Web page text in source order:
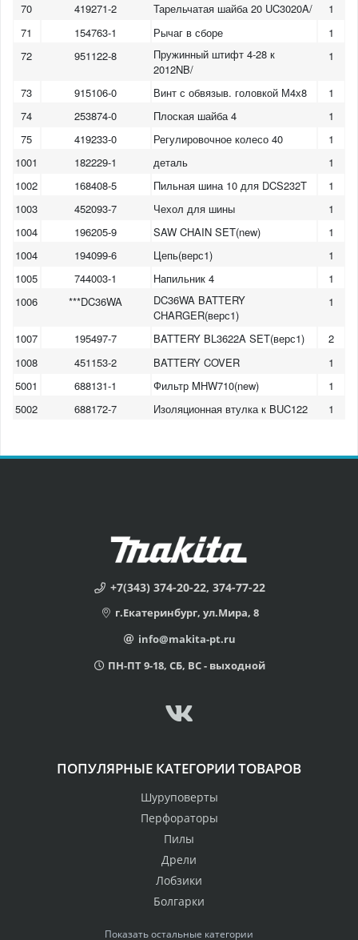
70 419271-2 Тарельчатая шайба 20 UC3020A/
1
71
154763-1 Рычаг в сборе
1
72
951122-8
Пружинный штифт 4-28 к
2012NB/
1
73 915106-0 Винт с обвязыв. головкой М4х8
1
74
253874-0 Плоская шайба 4
1
75
419233-0 Регулировочное колесо 40
1
1001
182229-1 деталь
1
1002
168408-5 Пильная шина 10 для DCS232T
1
1003
452093-7 Чехол для шины
1
1004
196205-9 SAW CHAIN SET(new)
1
1004
194099-6 Цепь(верс1)
1
1005
744003-1 Напильник 4
1
1006
***DC36WA
DC36WA BATTERY
CHARGER(верс1)
1
1007 195497-7 BATTERY BL3622A SET(верс1)
2
1008
451153-2 BATTERY COVER
1
5001
688131-1 Фильтр MHW710(new)
1
5002
688172-7 Изоляционная втулка к BUC122 1
+7(343) 374-20-22, 374-77-22
г.Екатеринбург, ул.Мира, 8
info@makita-pt.ru
ПН-ПТ 9-18, СБ, ВС - выходной
ПОПУЛЯРНЫЕ КАТЕГОРИИ ТОВАРОВ
Шуруповерты
Перфораторы
Пилы
Дрели
Лобзики
Болгарки
Показать остальные категории